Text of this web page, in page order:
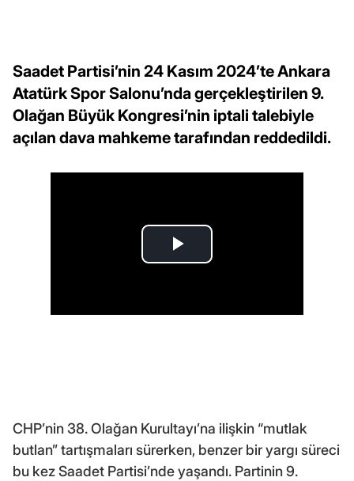
Saadet Partisi’nin 24 Kasım 2024’te Ankara
Atatürk Spor Salonu’nda gerçekleştirilen 9.
Olağan Büyük Kongresi’nin iptali talebiyle
açılan dava mahkeme tarafından reddedildi.
CHP’nin 38. Olağan Kurultayı’na ilişkin “mutlak
butlan” tartışmaları sürerken, benzer bir yargı süreci
bu kez Saadet Partisi’nde yaşandı. Partinin 9.